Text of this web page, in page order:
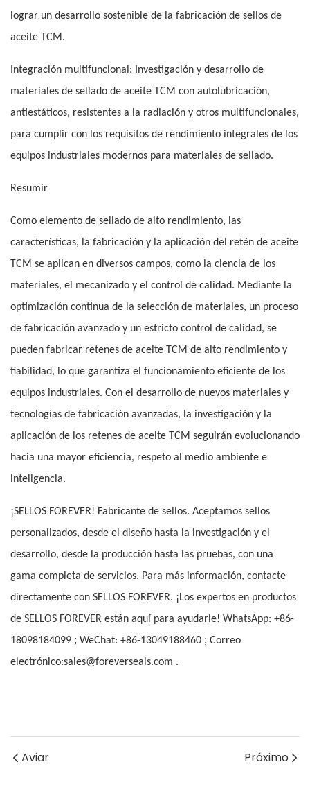
lograr un desarrollo sostenible de la fabricación de sellos de
aceite TCM.
Integración multifuncional: Investigación y desarrollo de
materiales de sellado de aceite TCM con autolubricación,
antiestáticos, resistentes a la radiación y otros multifuncionales,
para cumplir con los requisitos de rendimiento integrales de los
equipos industriales modernos para materiales de sellado.
Resumir
Como elemento de sellado de alto rendimiento, las
características, la fabricación y la aplicación del retén de aceite
TCM se aplican en diversos campos, como la ciencia de los
materiales, el mecanizado y el control de calidad. Mediante la
optimización continua de la selección de materiales, un proceso
de fabricación avanzado y un estricto control de calidad, se
pueden fabricar retenes de aceite TCM de alto rendimiento y
fiabilidad, lo que garantiza el funcionamiento eficiente de los
equipos industriales. Con el desarrollo de nuevos materiales y
tecnologías de fabricación avanzadas, la investigación y la
aplicación de los retenes de aceite TCM seguirán evolucionando
hacia una mayor eficiencia, respeto al medio ambiente e
inteligencia.
¡SELLOS FOREVER! Fabricante de sellos. Aceptamos sellos
personalizados, desde el diseño hasta la investigación y el
desarrollo, desde la producción hasta las pruebas, con una
gama completa de servicios. Para más información, contacte
directamente con SELLOS FOREVER. ¡Los expertos en productos
de SELLOS FOREVER están aquí para ayudarle! WhatsApp: +86-
18098184099 ; WeChat: +86-13049188460 ; Correo
electrónico:sales@foreverseals.com .
Aviar Próximo